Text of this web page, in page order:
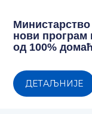
нови
од 100%
ДЕТАЉНИЈЕ